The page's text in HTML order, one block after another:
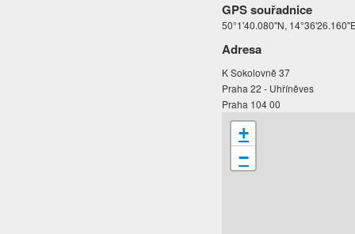
GPS souřadnice
50°1'40.080"N,
Adresa
K Sokolovně 37
Praha 22 - Uhříněves
Praha 104 00
+
−